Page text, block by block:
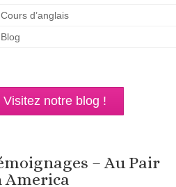
Cours d’anglais
Blog
Visitez notre blog !
– Au Pair
America